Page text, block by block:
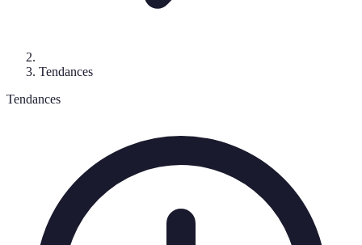
Tendances
Tendances